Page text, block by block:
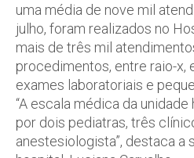
uma média de nove mil
julho, foram realizados no
mais de três mil
procedimentos, entre raio-x,
exames laboratoriais e
“A escala médica da
por dois pediatras, três
anestesiologista”, destaca a